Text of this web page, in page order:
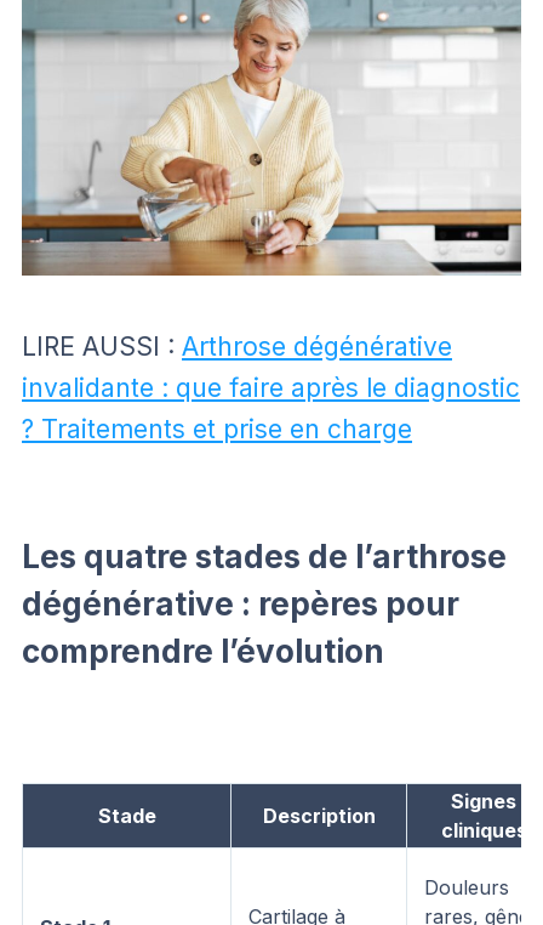
LIRE AUSSI : Arthrose dégénérative
invalidante : que faire après le diagnostic
? Traitements et prise en charge
Les quatre stades de l’arthrose
dégénérative : repères pour
comprendre l’évolution
Stade Description
Signes
cliniques
Cartilage à
Douleurs
rares, gêne